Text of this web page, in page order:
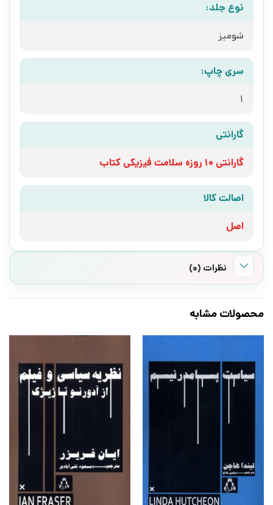
نوع جلد:
شومیز
سری چاپ:
1
گارانتی
گارانتی 10 روزه سلامت فیزیکی کتاب
اصالت کالا
اصل
نظرات (0)
محصولات مشابه